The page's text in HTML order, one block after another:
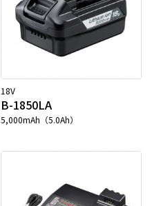
18V
B-1850LA
5,000mAh（5.0Ah）